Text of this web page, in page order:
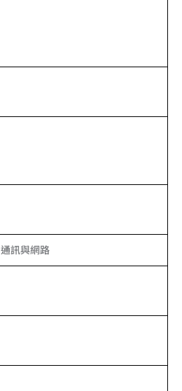
通訊與網路